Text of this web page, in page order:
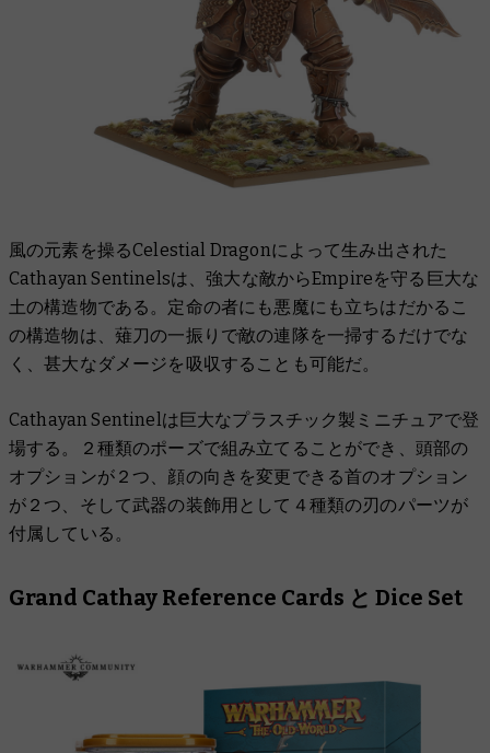
風の元素を操るCelestial Dragonによって生み出された
Cathayan Sentinelsは、強大な敵からEmpireを守る巨大な
土の構造物である。定命の者にも悪魔にも立ちはだかるこ
の構造物は、薙刀の一振りで敵の連隊を一掃するだけでな
く、甚大なダメージを吸収することも可能だ。
Cathayan Sentinelは巨大なプラスチック製ミニチュアで登
場する。２種類のポーズで組み立てることができ、頭部の
オプションが２つ、顔の向きを変更できる首のオプション
が２つ、そして武器の装飾用として４種類の刃のパーツが
付属している。
Grand Cathay Reference Cards と Dice Set